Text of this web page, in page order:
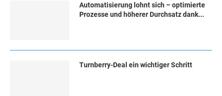
Automatisierung lohnt sich – optimierte
Prozesse und höherer Durchsatz dank...
Turn­ber­ry-Deal ein wich­ti­ger Schritt